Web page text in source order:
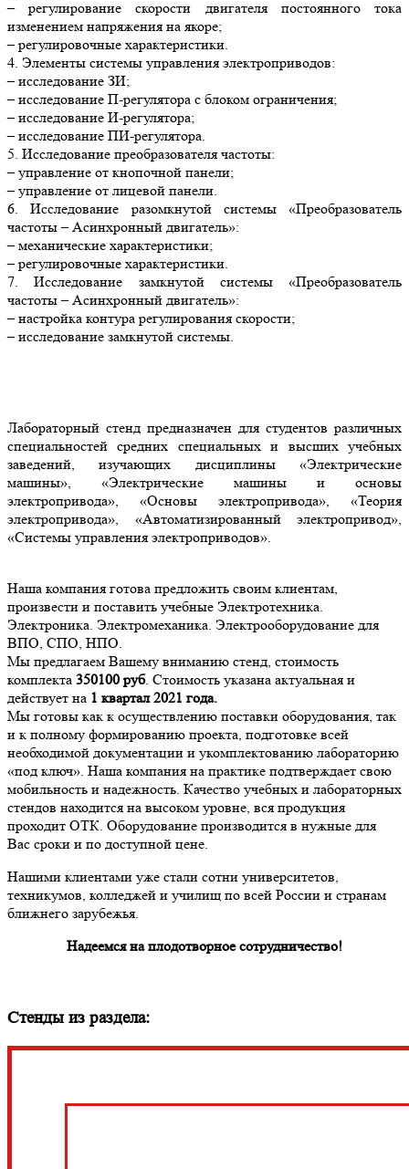
– регулирование скорости двигателя постоянного тока
изменением напряжения на якоре;
– регулировочные характеристики.
4. Элементы системы управления электроприводов:
– исследование ЗИ;
– исследование П-регулятора с блоком ограничения;
– исследование И-регулятора;
– исследование ПИ-регулятора.
5. Исследование преобразователя частоты:
– управление от кнопочной панели;
– управление от лицевой панели.
6. Исследование разомкнутой системы «Преобразователь
частоты – Асинхронный двигатель»:
– механические характеристики;
– регулировочные характеристики.
7. Исследование замкнутой системы «Преобразователь
частоты – Асинхронный двигатель»:
– настройка контура регулирования скорости;
– исследование замкнутой системы.
Лабораторный стенд предназначен для студентов различных
специальностей средних специальных и высших учебных
заведений, изучающих дисциплины «Электрические
машины», «Электрические машины и основы
электропривода», «Основы электропривода», «Теория
электропривода», «Автоматизированный электропривод»,
«Системы управления электроприводов».
Наша компания готова предложить своим клиентам,
произвести и поставить учебные Электротехника.
Электроника. Электромеханика. Электрооборудование для
ВПО, СПО, НПО.
Мы предлагаем Вашему вниманию стенд, стоимость
комплекта 350100 руб. Стоимость указана актуальная и
действует на 1 квартал 2021 года.
Мы готовы как к осуществлению поставки оборудования, так
и к полному формированию проекта, подготовке всей
необходимой документации и укомплектованию лабораторию
«под ключ». Наша компания на практике подтверждает свою
мобильность и надежность. Качество учебных и лабораторных
стендов находится на высоком уровне, вся продукция
проходит ОТК. Оборудование производится в нужные для
Вас сроки и по доступной цене.
Нашими клиентами уже стали сотни университетов,
техникумов, колледжей и училищ по всей России и странам
ближнего зарубежья.
Надеемся на плодотворное сотрудничество!
Стенды из раздела: